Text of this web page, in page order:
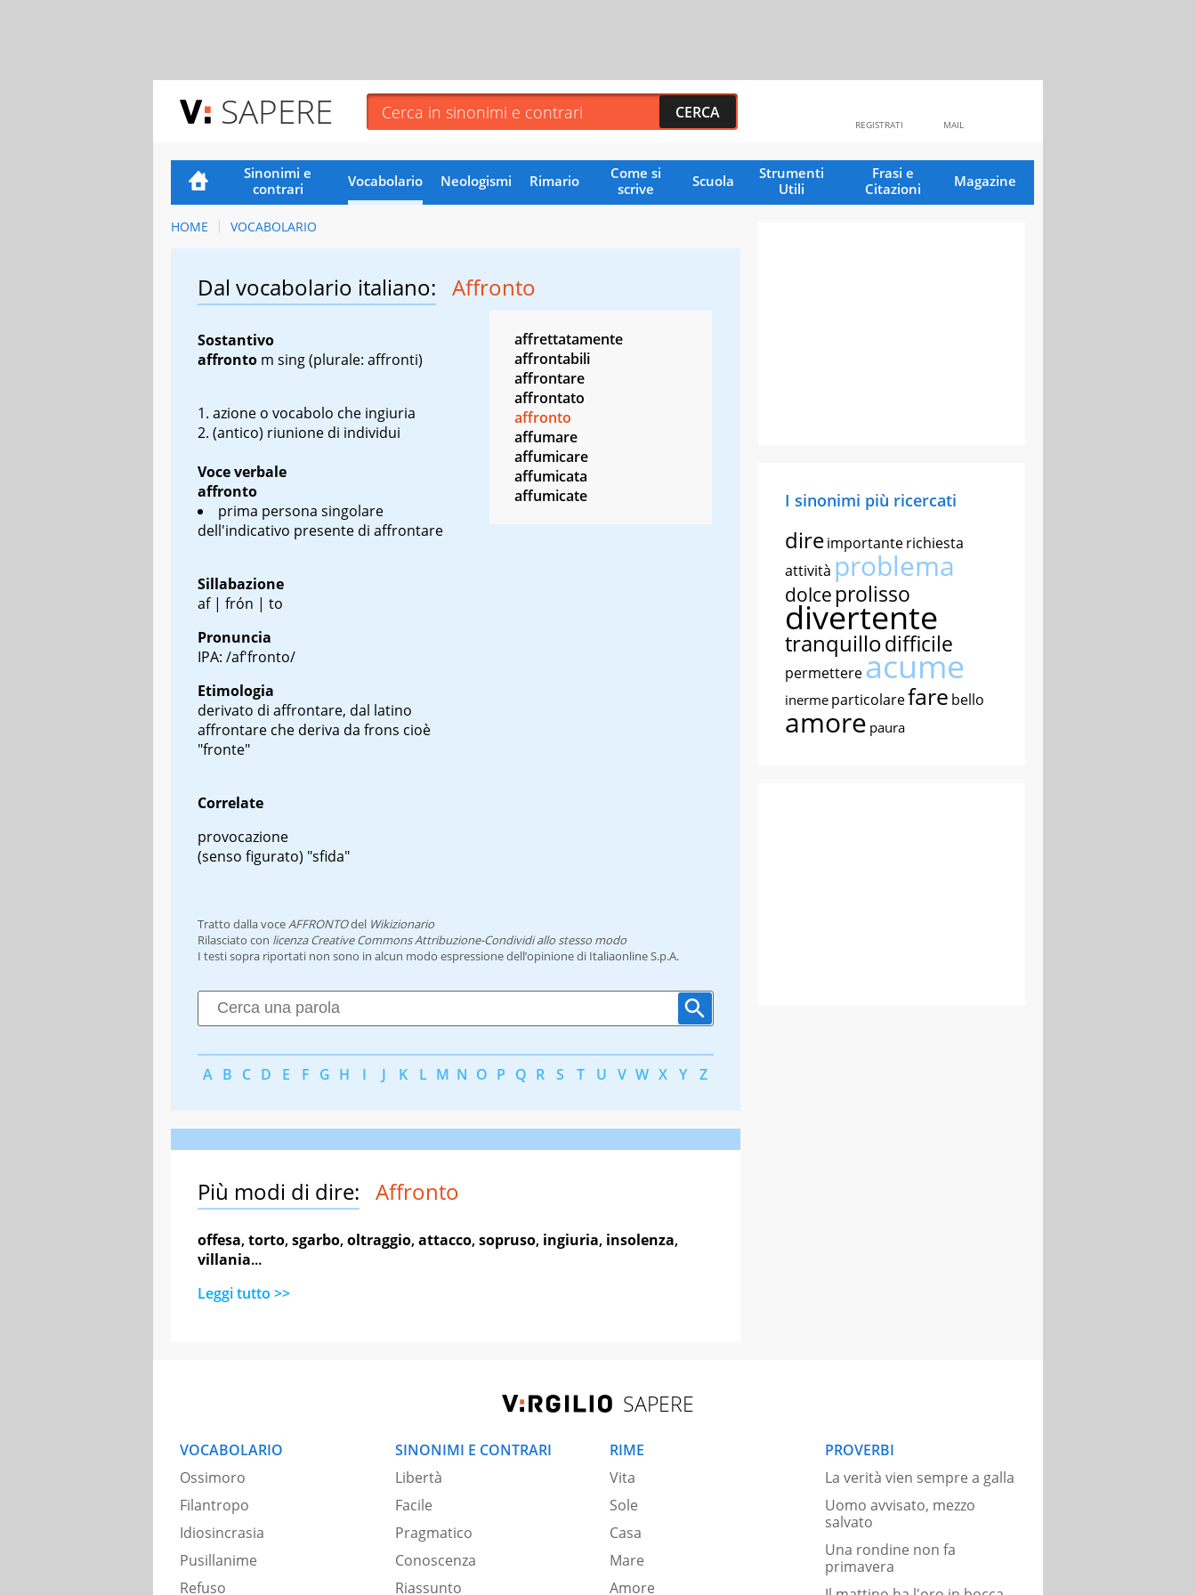
SAPERE MAIL
REGISTRATI
Sinonimi e
contrari
Vocabolario Neologismi Rimario
Come si
scrive
Scuola
Strumenti
Utili
Frasi e
Citazioni
Magazine
HOME VOCABOLARIO
Dal vocabolario italiano: Affronto
Sostantivo
affronto m sing(plurale: affronti)
azione o vocabolo che ingiuria
(antico) riunione di individui
Voce verbale
affronto
prima persona singolare
dell'indicativo presente di affrontare
Sillabazione
af | frón | to
Pronuncia
IPA: /af'fronto/
Etimologia
derivato di affrontare, dal latino
affrontare che deriva da frons cioè
"fronte"
Correlate
provocazione
(senso figurato) "sfida"
affrettatamente
affrontabili
affrontare
affrontato
affronto
affumare
affumicare
affumicata
affumicate
Tratto dalla voce AFFRONTOdel Wikizionario
Rilasciato con licenza Creative Commons Attribuzione-Condividi allo stesso modo
I testi sopra riportati non sono in alcun modo espressione dell’opinione di Italiaonline S.p.A.
A B C D E F G H I J K L M N O P Q R S T U V W X Y Z
Più modi di dire: Affronto
offesa,torto,sgarbo,oltraggio,attacco,sopruso, ingiuria, insolenza,
villania...
Leggi tutto >>
I sinonimi più ricercati
direimportanterichiesta
attività problema
dolce prolisso
divertente
tranquillodifficile
permettereacume
inerme particolarefare bello
amore paura
SAPERE
VOCABOLARIO
Ossimoro
Filantropo
Idiosincrasia
Pusillanime
Refuso
SINONIMI E CONTRARI
Libertà
Facile
Pragmatico
Conoscenza
Riassunto
RIME
Vita
Sole
Casa
Mare
Amore
PROVERBI
La verità vien sempre a galla
Uomo avvisato, mezzo
salvato
Una rondine non fa
primavera